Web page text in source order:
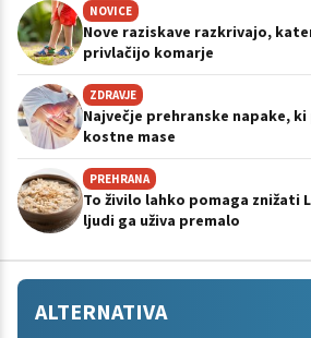
NOVICE
Nove raziskave razkrivajo,
privlačijo komarje
ZDRAVJE
Največje prehranske napake,
kostne mase
PREHRANA
To živilo lahko pomaga znižati
ljudi ga uživa premalo
ALTERNATIVA